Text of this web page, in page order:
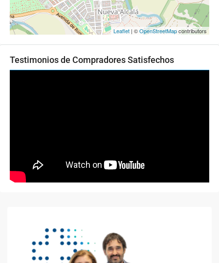
Leaflet | ©OpenStreetMapcontributors
Testimonios de Compradores Satisfechos